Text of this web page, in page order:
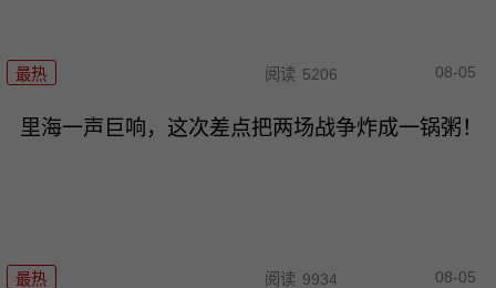
最热 阅读 5206 08-05
里海一声巨响，这次差点把两场战争炸成一锅粥！
最热 阅读 9934 08-05